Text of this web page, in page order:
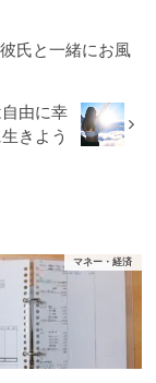
氏と一緒にお風
由に幸
きよう
マネー・経済